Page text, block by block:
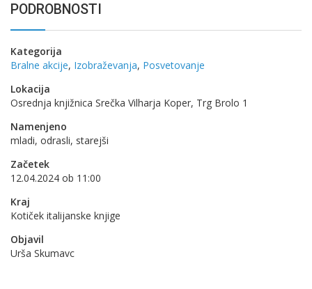
PODROBNOSTI
Kategorija
Bralne akcije, Izobraževanja, Posvetovanje
Lokacija
Osrednja knjižnica Srečka Vilharja Koper, Trg Brolo 1
Namenjeno
mladi, odrasli, starejši
Začetek
12.04.2024 ob 11:00
Kraj
Kotiček italijanske knjige
Objavil
Urša Skumavc